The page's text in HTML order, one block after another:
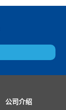
公司介绍